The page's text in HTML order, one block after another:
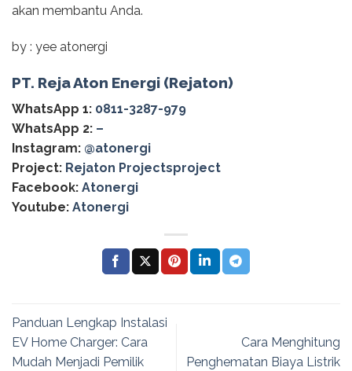
akan membantu Anda.
by : yee atonergi
PT. Reja Aton Energi (Rejaton)
WhatsApp 1: 0811-3287-979
WhatsApp 2: –
Instagram: @‌atonergi
Project: Rejaton Projectsproject
Facebook: Atonergi
Youtube: Atonergi
Panduan Lengkap Instalasi
EV Home Charger: Cara
Mudah Menjadi Pemilik
Cara Menghitung
Penghematan Biaya Listrik